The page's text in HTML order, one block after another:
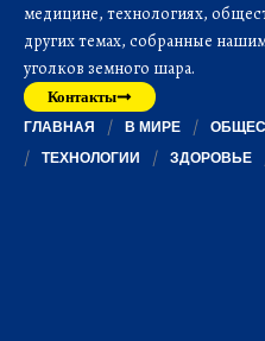
медицине, технологиях,
других темах, собранные
уголков земного шара.
Контакты
ГЛАВНАЯ В МИРЕ
ТЕХНОЛОГИИ
ЗДОРОВЬЕ